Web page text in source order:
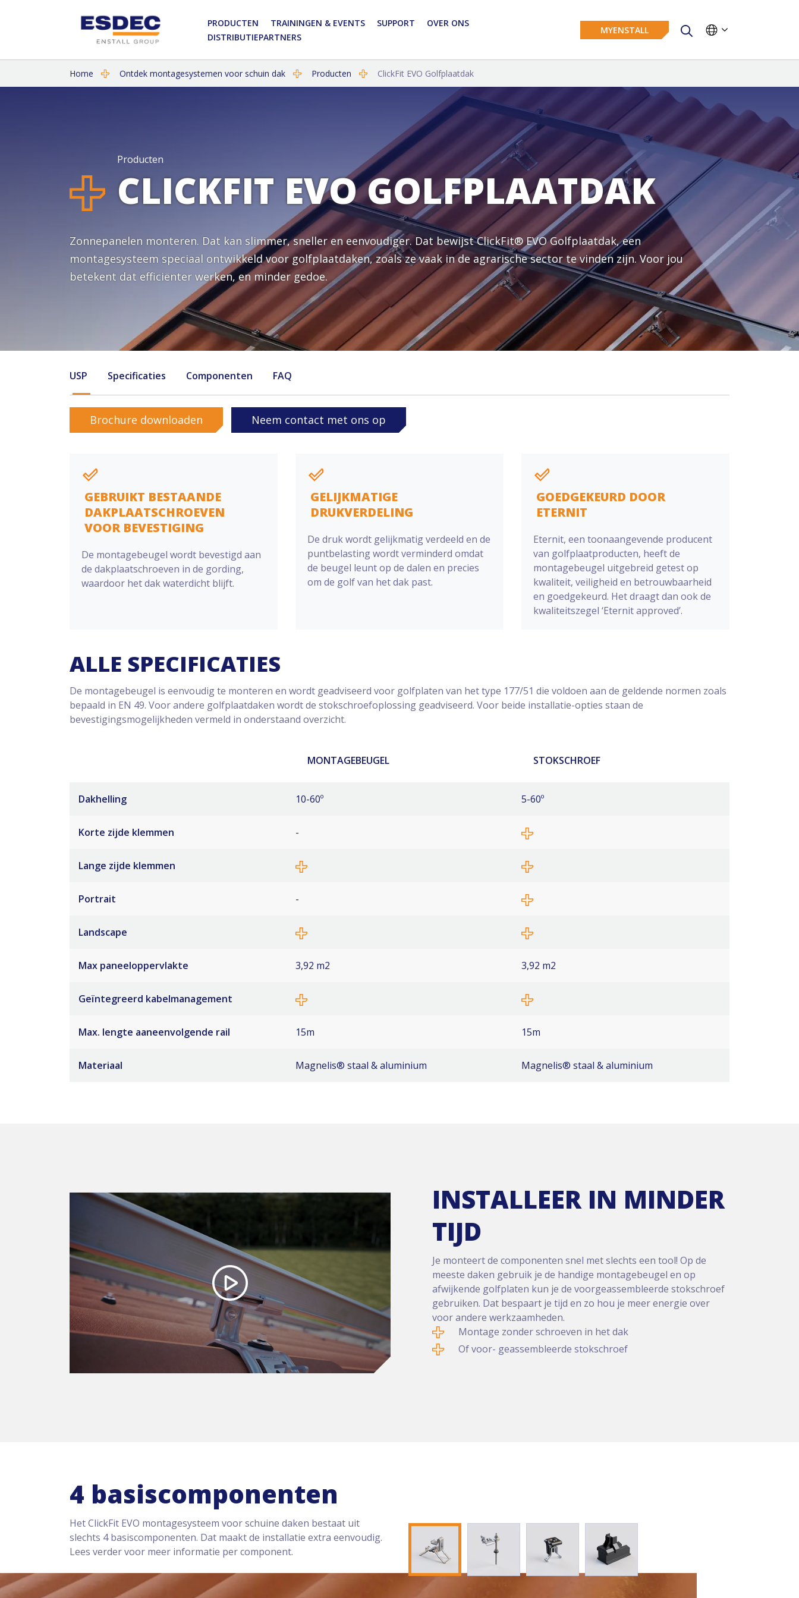
PRODUCTEN TRAININGEN & EVENTS SUPPORT
OVER ONS
DISTRIBUTIEPARTNERS
MYENSTALL
Home Ontdek montagesystemen voor schuin dak Producten ClickFit EVO Golfplaatdak
Producten
CLICKFIT EVO GOLFPLAATDAK
Zonnepanelen monteren. Dat kan slimmer, sneller en eenvoudiger. Dat bewijst ClickFit® EVO Golfplaatdak, een
montagesysteem speciaal ontwikkeld voor golfplaatdaken, zoals ze vaak in de agrarische sector te vinden zijn. Voor jou
betekent dat efficiënter werken, en minder gedoe.
USP Specificaties Componenten FAQ
Brochure downloaden Neem contact met ons op
Voornaam
Ben je installateur?
Ja, ik schrijf mij in voor de Enstall-nieuwsbrief
Versturen
Voornaam
E-mail
Telefoonnummer
Ben je installateur?
Wat is je vraag?
Land
Ja, ik schrijf mij in voor de Enstall-nieuwsbrief
Versturen
GEBRUIKT BESTAANDE
DAKPLAATSCHROEVEN
VOOR BEVESTIGING
De montagebeugel wordt bevestigd aan
de dakplaatschroeven in de gording,
waardoor het dak waterdicht blijft.
GELIJKMATIGE
DRUKVERDELING
De druk wordt gelijkmatig verdeeld en de
puntbelasting wordt verminderd omdat
de beugel leunt op de dalen en precies
om de golf van het dak past.
GOEDGEKEURD DOOR
ETERNIT
Eternit, een toonaangevende producent
van golfplaatproducten, heeft de
montagebeugel uitgebreid getest op
kwaliteit, veiligheid en betrouwbaarheid
en goedgekeurd. Het draagt dan ook de
kwaliteitszegel ‘Eternit approved’.
ALLE SPECIFICATIES
De montagebeugel is eenvoudig te monteren en wordt geadviseerd voor golfplaten van het type 177/51 die voldoen aan de geldende normen zoals
bepaald in EN 49. Voor andere golfplaatdaken wordt de stokschroefoplossing geadviseerd. Voor beide installatie-opties staan de
bevestigingsmogelijkheden vermeld in onderstaand overzicht.
MONTAGEBEUGEL STOKSCHROEF
Dakhelling
Korte zijde klemmen
Lange zijde klemmen
Portrait
Landscape
Max paneeloppervlakte
Geïntegreerd kabelmanagement
Max. lengte aaneenvolgende rail
Materiaal
10-60º
-
-
3,92 m2
15m
Magnelis® staal & aluminium
5-60º
3,92 m2
15m
Magnelis® staal & aluminium
INSTALLEER IN MINDER
TIJD
Je monteert de componenten snel met slechts een tool! Op de
meeste daken gebruik je de handige montagebeugel en op
afwijkende golfplaten kun je de voorgeassembleerde stokschroef
gebruiken. Dat bespaart je tijd en zo hou je meer energie over
voor andere werkzaamheden.
Montage zonder schroeven in het dak
Of voor- geassembleerde stokschroef
4 basiscomponenten
Het ClickFit EVO montagesysteem voor schuine daken bestaat uit
slechts 4 basiscomponenten. Dat maakt de installatie extra eenvoudig.
Lees verder voor meer informatie per component.